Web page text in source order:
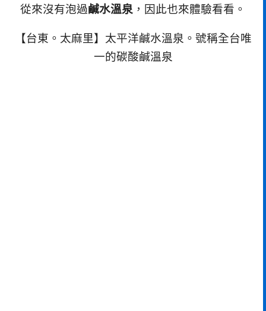
從來沒有泡過鹹水溫泉 ，因此也來體驗看看。
【台東。太麻里】太平洋鹹水溫泉。號稱全台唯
一的碳酸鹹溫泉